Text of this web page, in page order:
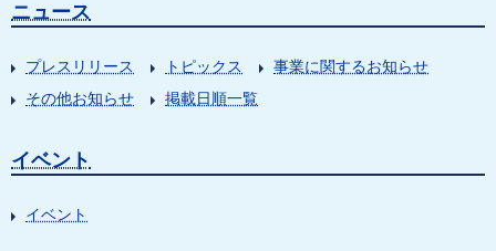
ニュース
プレスリリース トピックス
事業に関するお知らせ
その他お知らせ
掲載日順一覧
イベント
イベント